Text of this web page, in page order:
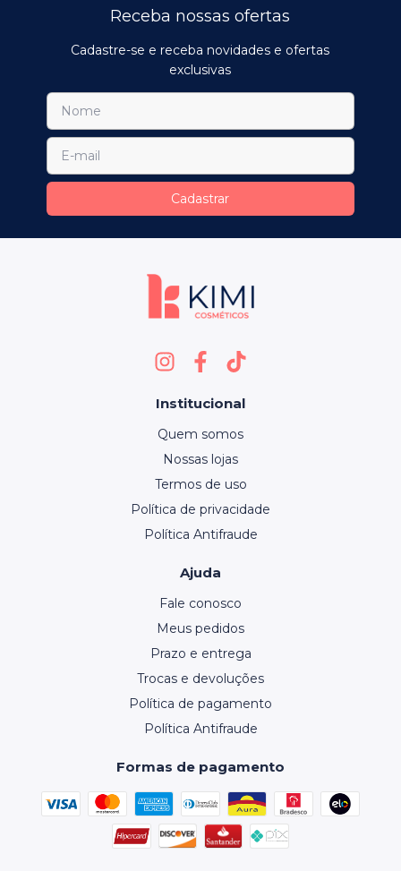
Receba nossas ofertas
Cadastre-se e receba novidades e ofertas
exclusivas
Institucional
Quem somos
Nossas lojas
Termos de uso
Política de privacidade
Política Antifraude
Ajuda
Fale conosco
Meus pedidos
Prazo e entrega
Trocas e devoluções
Política de pagamento
Política Antifraude
Formas de pagamento